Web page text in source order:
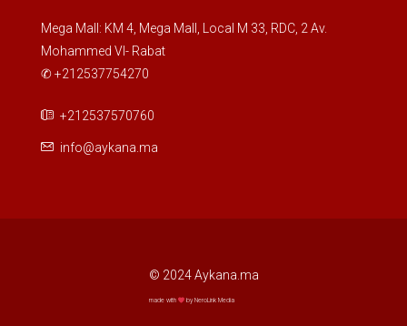
Mega Mall: KM 4, Mega Mall, Local M 33, RDC, 2 Av.
Mohammed VI- Rabat
✆ +212537754270
+212537570760
info@aykana.ma
© 2024 Aykana.ma
made with by NeroLink Media